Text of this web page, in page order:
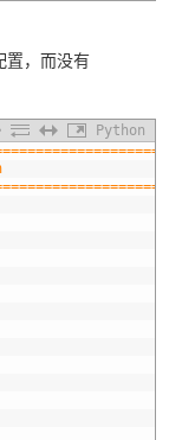
置，而没有
Python